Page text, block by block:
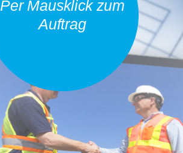
Per Mausklick zum
Auftrag